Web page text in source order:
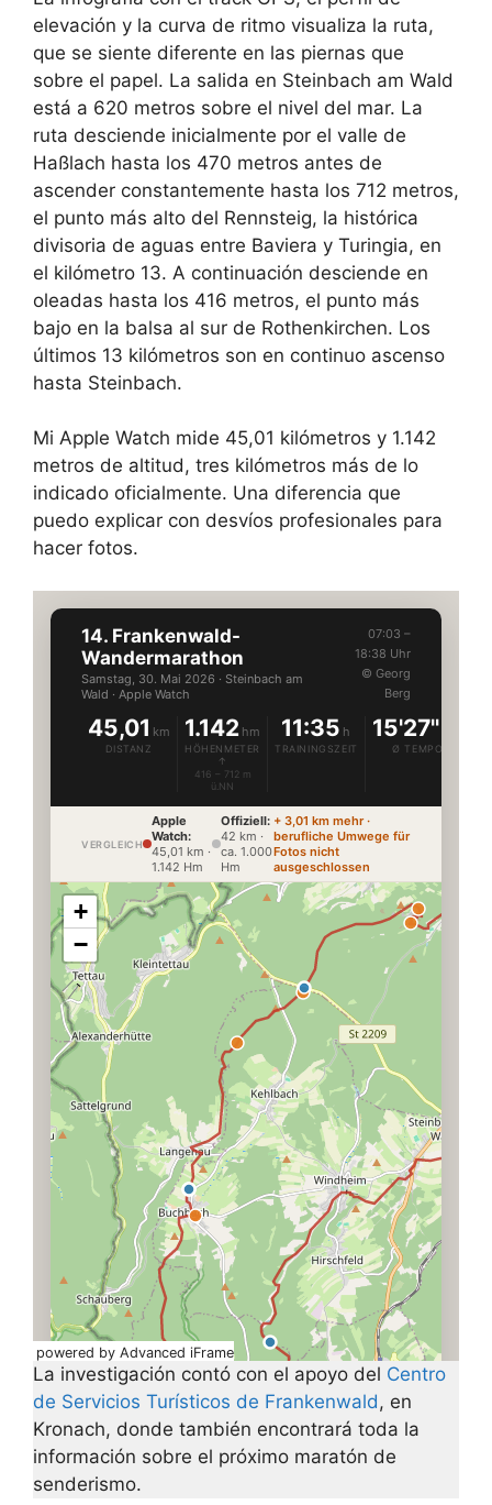
elevación y la curva de ritmo visualiza la ruta,
que se siente diferente en las piernas que
sobre el papel. La salida en Steinbach am Wald
está a 620 metros sobre el nivel del mar. La
ruta desciende inicialmente por el valle de
Haßlach hasta los 470 metros antes de
ascender constantemente hasta los 712 metros,
el punto más alto del Rennsteig, la histórica
divisoria de aguas entre Baviera y Turingia, en
el kilómetro 13. A continuación desciende en
oleadas hasta los 416 metros, el punto más
bajo en la balsa al sur de Rothenkirchen. Los
últimos 13 kilómetros son en continuo ascenso
hasta Steinbach.
Mi Apple Watch mide 45,01 kilómetros y 1.142
metros de altitud, tres kilómetros más de lo
indicado oficialmente. Una diferencia que
puedo explicar con desvíos profesionales para
hacer fotos.
powered by Advanced iFrame
La investigación contó con el apoyo del Centro
de Servicios Turísticos de Frankenwald , en
Kronach, donde también encontrará toda la
información sobre el próximo maratón de
senderismo.